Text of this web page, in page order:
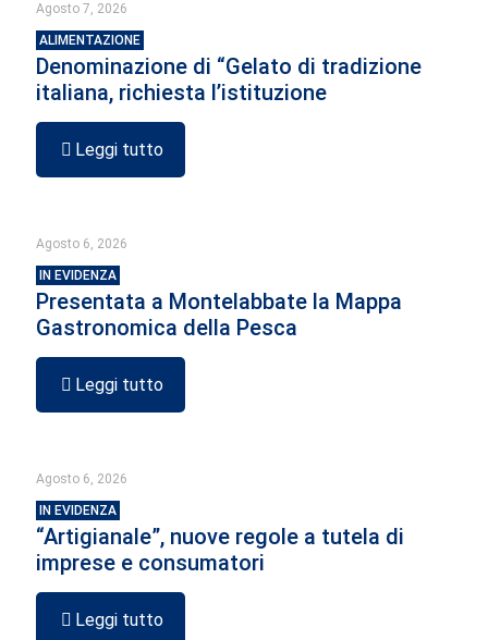
Agosto 7, 2026
ALIMENTAZIONE
Denominazione di “Gelato di tradizione
italiana, richiesta l’istituzione
Leggi tutto
Agosto 6, 2026
IN EVIDENZA
Presentata a Montelabbate la Mappa
Gastronomica della Pesca
Leggi tutto
Agosto 6, 2026
IN EVIDENZA
“Artigianale”, nuove regole a tutela di
imprese e consumatori
Leggi tutto